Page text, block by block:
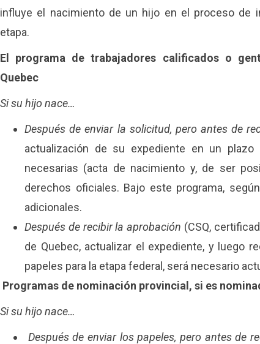
influye el nacimiento de un hijo en el proceso de
etapa.
El programa de trabajadores calificados o
Quebec
Si su hijo nace…
Después de enviar la solicitud, pero antes de
actualización de su expediente en un
necesarias (acta de nacimiento y, de ser
derechos oficiales. Bajo este programa,
adicionales.
Después de recibir la aprobación (CSQ,
de Quebec, actualizar el expediente, y luego
papeles para la etapa federal, será necesario
Programas de nominación provincial, si es
Si su hijo nace…
Después de enviar los papeles, pero antes de